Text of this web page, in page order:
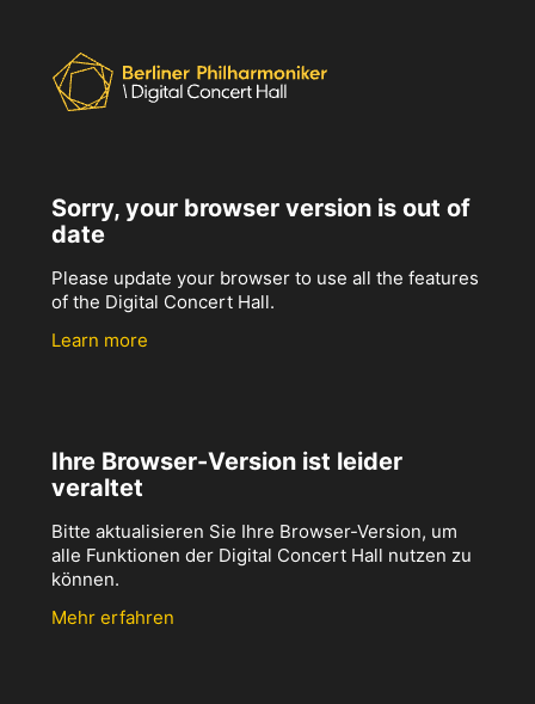
Sorry, your browser version is out of
date
Please update your browser to use all the features
of the Digital Concert Hall.
Learn more
Ihre Browser-Version ist leider
veraltet
Bitte aktualisieren Sie Ihre Browser-Version, um
alle Funktionen der Digital Concert Hall nutzen zu
können.
Mehr erfahren